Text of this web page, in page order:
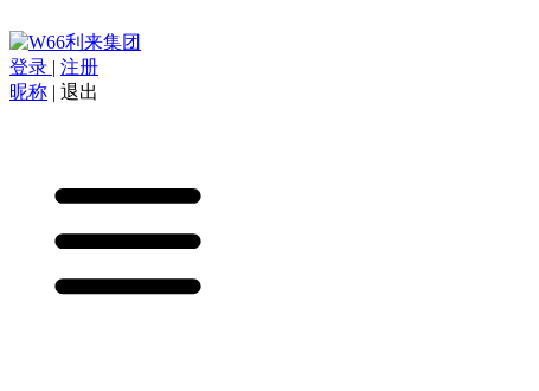
登录 | 注册
昵称 | 退出